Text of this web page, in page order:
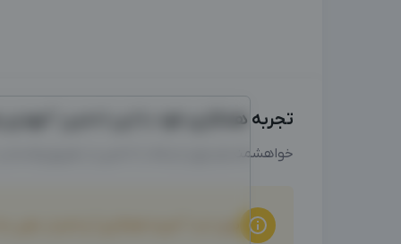
تجربه همکاری خود با این ادمین "مهدی
خواهشمندیم برای ارتباط با ادمین از طریق
برای ثبت "تجربه همکاری" و امتیاز دهی